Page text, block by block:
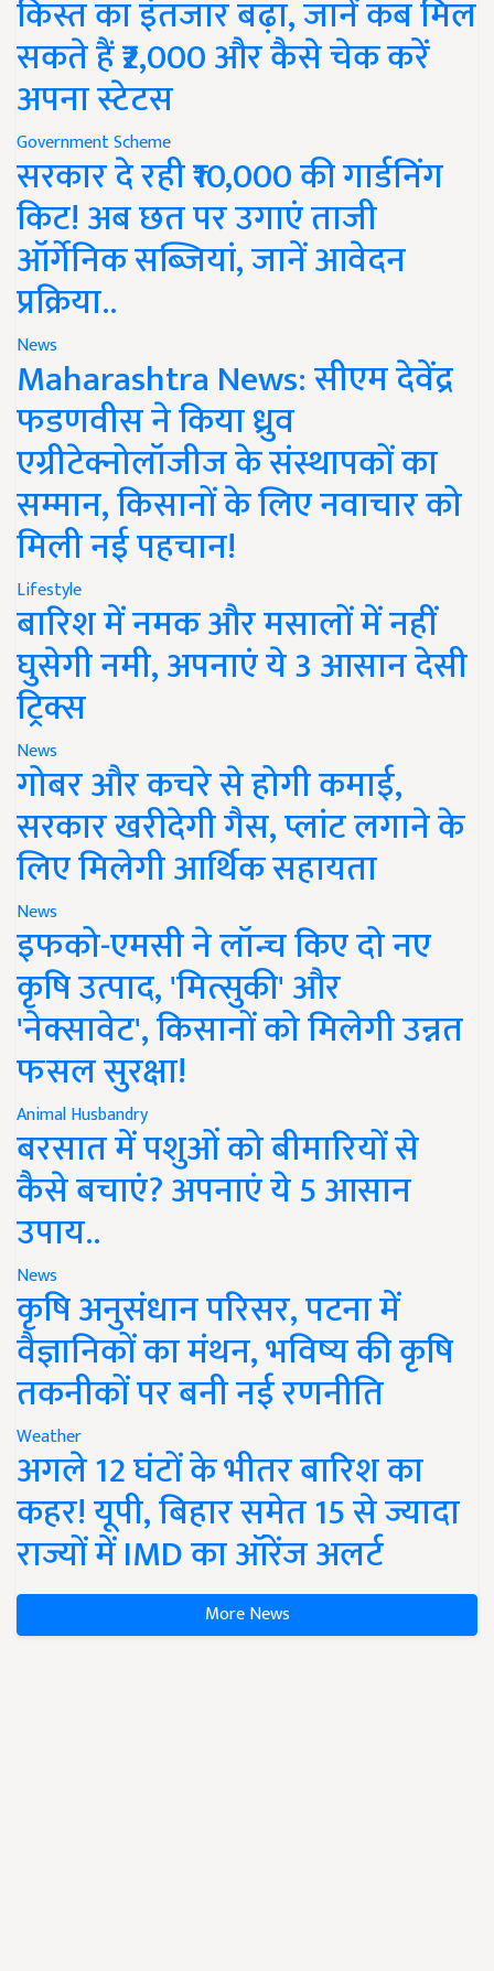
किस्त का इंतजार बढ़ा, जानें कब मिल
सकते हैं ₹2,000 और कैसे चेक करें
अपना स्टेटस
Government Scheme
सरकार दे रही ₹10,000 की गार्डनिंग
किट! अब छत पर उगाएं ताजी
ऑर्गेनिक सब्जियां, जानें आवेदन
प्रक्रिया..
News
Maharashtra News: सीएम देवेंद्र
फडणवीस ने किया ध्रुव
एग्रीटेक्नोलॉजीज के संस्थापकों का
सम्मान, किसानों के लिए नवाचार को
मिली नई पहचान!
Lifestyle
बारिश में नमक और मसालों में नहीं
घुसेगी नमी, अपनाएं ये 3 आसान देसी
ट्रिक्स
News
गोबर और कचरे से होगी कमाई,
सरकार खरीदेगी गैस, प्लांट लगाने के
लिए मिलेगी आर्थिक सहायता
News
इफको-एमसी ने लॉन्च किए दो नए
कृषि उत्पाद, 'मित्सुकी' और
'नेक्सावेट', किसानों को मिलेगी उन्नत
फसल सुरक्षा!
Animal Husbandry
बरसात में पशुओं को बीमारियों से
कैसे बचाएं? अपनाएं ये 5 आसान
उपाय..
News
कृषि अनुसंधान परिसर, पटना में
वैज्ञानिकों का मंथन, भविष्य की कृषि
तकनीकों पर बनी नई रणनीति
Weather
अगले 12 घंटों के भीतर बारिश का
कहर! यूपी, बिहार समेत 15 से ज्यादा
राज्यों में IMD का ऑरेंज अलर्ट
More News